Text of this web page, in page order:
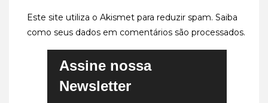
Este site utiliza o Akismet para reduzir spam. Saiba
como seus dados em comentários são processados.
Assine nossa
Newsletter